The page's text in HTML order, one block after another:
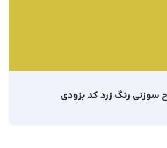
سوزنی رنگ زرد کد بزودی